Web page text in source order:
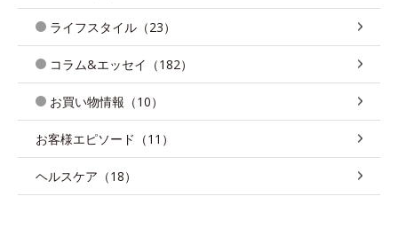
ライフスタイル（23）
コラム&エッセイ（182）
お買い物情報（10）
お客様エピソード（11）
ヘルスケア（18）